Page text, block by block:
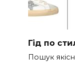
Гід по
Пошук